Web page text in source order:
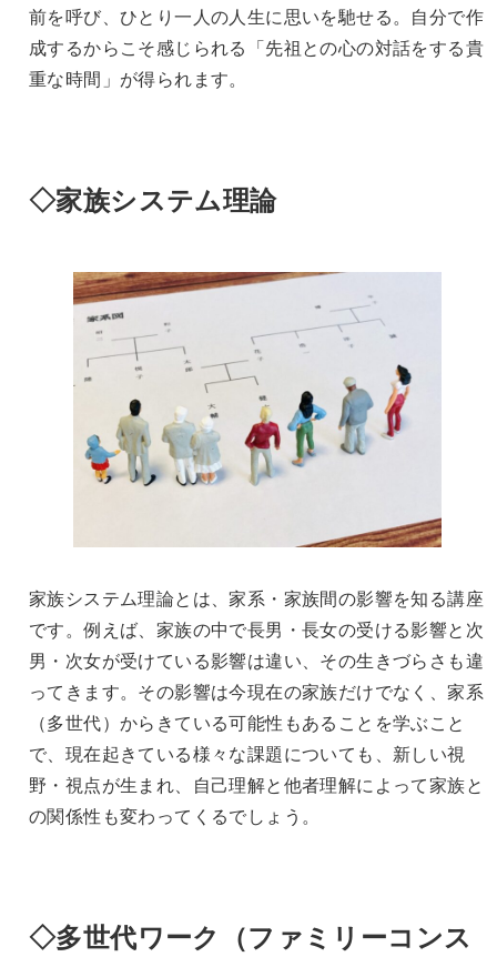
前を呼び、ひとり一人の人生に思いを馳せる。自分で作
成するからこそ感じられる「先祖との心の対話をする貴
重な時間」が得られます。
◇家族システム理論
家族システム理論とは、家系・家族間の影響を知る講座
です。例えば、家族の中で長男・長女の受ける影響と次
男・次女が受けている影響は違い、その生きづらさも違
ってきます。その影響は今現在の家族だけでなく、家系
（多世代）からきている可能性もあることを学ぶこと
で、現在起きている様々な課題についても、新しい視
野・視点が生まれ、自己理解と他者理解によって家族と
の関係性も変わってくるでしょう。
◇多世代ワーク（ファミリーコンス